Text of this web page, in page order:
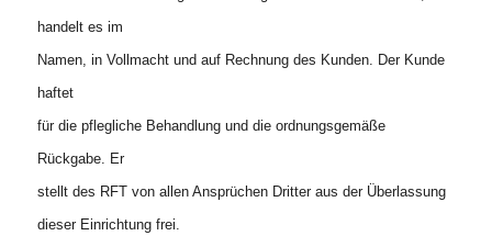
handelt es im
Namen, in Vollmacht und auf Rechnung des Kunden. Der Kunde
haftet
für die pflegliche Behandlung und die ordnungsgemäße
Rückgabe. Er
stellt des RFT von allen Ansprüchen Dritter aus der Überlassung
dieser Einrichtung frei.